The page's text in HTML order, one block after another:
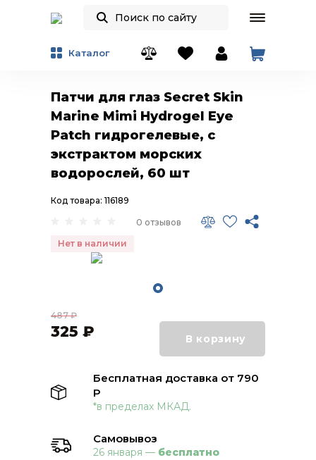
Каталог
Патчи для глаз Secret Skin
Marine Mimi Hydrogel Eye
Patch гидрогелевые, с
экстрактом морских
водорослей, 60 шт
0 отзывов
Код товара: 116189
Нет в наличии
487₽
325 ₽ В корзину
Бесплатная доставка от 790
Р
*в пределах МКАД.
Самовывоз
26 января — бесплатно